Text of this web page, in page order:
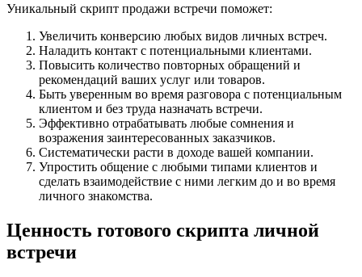
Уникальный скрипт продажи встречи поможет:
Увеличить конверсию любых видов личных встреч.
Наладить контакт с потенциальными клиентами.
Повысить количество повторных обращений и
рекомендаций ваших услуг или товаров.
Быть уверенным во время разговора с потенциальным
клиентом и без труда назначать встречи.
Эффективно отрабатывать любые сомнения и
возражения заинтересованных заказчиков.
Систематически расти в доходе вашей компании.
Упростить общение с любыми типами клиентов и
сделать взаимодействие с ними легким до и во время
личного знакомства.
Ценность готового скрипта личной
встречи